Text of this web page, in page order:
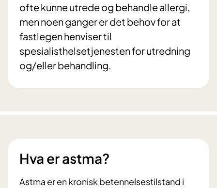
ofte kunne utrede og behandle allergi,
men noen ganger er det behov for at
fastlegen henviser til
spesialisthelsetjenesten for utredning
og/eller behandling.
Hva er astma?
Astma er en kronisk betennelsestilstand i